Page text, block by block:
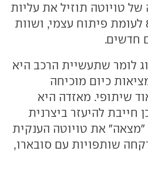
של טויוטה תוזיל את עליות
הפיתוח בין 70%-80% לעומת פיתוח עצמי, ושוות
חדשים.
לומר שתעשיית הרכב היא
כיום מוכיחה
שיתופי. מאזדה היא
חייבת להיעזר ביצרנית
"מצאה" את טויוטה הענקית
שותפויות עם סובארו,